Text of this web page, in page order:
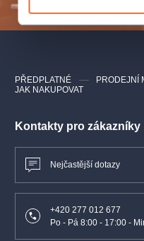
Kontakty pro zákazníky
Nejčastější dotazy
+420 277 012 677
Po - Pá 8:00 - 17:00 -
PŘEDPLATNÉ PRODEJNÍ
JAK NAKUPOVAT